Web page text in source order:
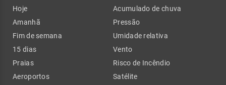
Hoje
Amanhã
Fim de semana
15 dias
Praias
Aeroportos
Acumulado de chuva
Pressão
Umidade relativa
Vento
Risco de Incêndio
Satélite